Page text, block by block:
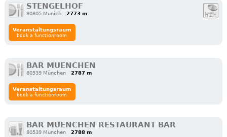
STENGELHOF
80805 Munich 2773 m
Veranstaltungsraum
book a functionroom
BAR MUENCHEN
80539 München 2787 m
Veranstaltungsraum
book a functionroom
BAR MUENCHEN RESTAURANT BAR
80539 München 2788 m